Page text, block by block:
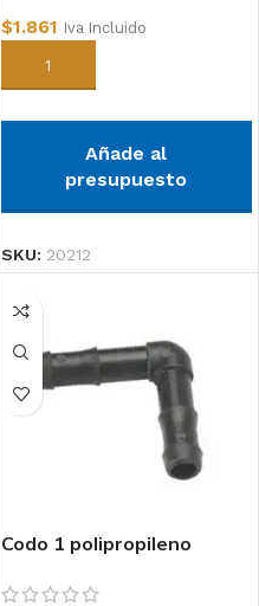
$1.861 Iva Incluido
Añadir al carrito
Añade al
presupuesto
SKU: 20212
Codo 1 polipropileno